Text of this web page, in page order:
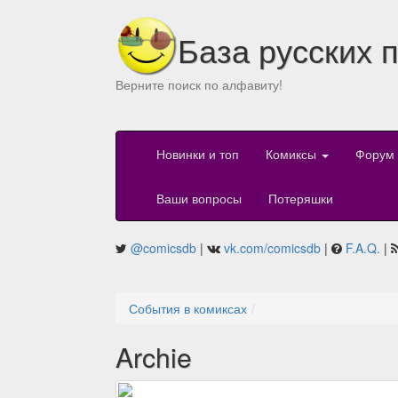
База русских
Верните поиск по алфавиту!
Новинки и топ Комиксы Форум
Ваши вопросы Потеряшки
@comicsdb | vk.com/comicsdb | F.A.Q. |
События в комиксах
Archie